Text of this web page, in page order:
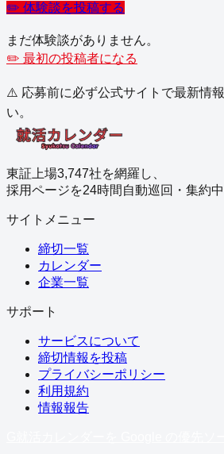
✏️ 体験談を投稿する
まだ体験談がありません。
✏️ 最初の投稿者になる
⚠️ 応募前に必ず公式サイトで最新情
い。
東証上場3,747社を網羅し、
採用ページを24時間自動巡回・集約中
サイトメニュー
締切一覧
カレンダー
企業一覧
サポート
サービスについて
締切情報を投稿
プライバシーポリシー
利用規約
情報報告